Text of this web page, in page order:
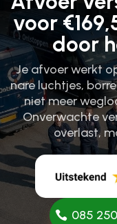
voor
door
Je afvoer werkt
nare luchtjes,
niet meer
Onverwachte
overlast,
085